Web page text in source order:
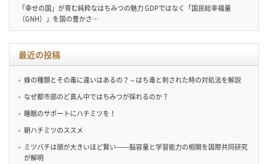
「幸せの国」が育む純粋なはちみつの魅力 GDPではなく「国民総幸福量
（GNH）」を国の豊かさ…
最近の投稿
蜂の種類とその毒に違いはあるの？～はち毒と刺された時の対処法を解説
なぜ都市部のど真ん中ではちみつが採れるのか？
睡眠のサポートにハチミツを！
朝ハチミツのススメ
ミツバチは頭が大きいほど賢い——脳容量と学習能力の相関を国際共同研究
が解明